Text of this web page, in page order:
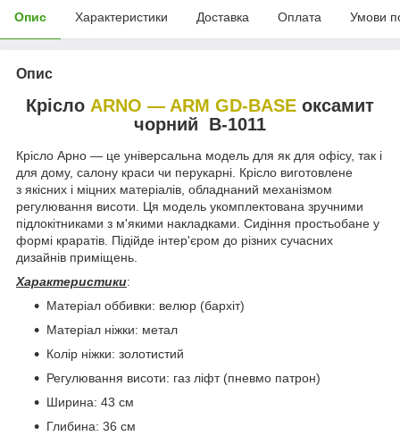
Опис Характеристики Доставка Оплата Умови
Опис
Крісло ARNO — ARM GD-BASE оксамит
чорний В-1011
Крісло Арно — це універсальна модель для як для офісу, так і
для дому, салону краси чи перукарні. Крісло виготовлене
з якісних і міцних матеріалів, обладнаний механізмом
регулювання висоти. Ця модель укомплектована зручними
підлокітниками з м'якими накладками. Сидіння простьобане у
формі краратів. Підійде інтер'єром до різних сучасних
дизайнів приміщень.
Характеристики:
Матеріал оббивки: велюр (бархіт)
Матеріал ніжки: метал
Колір ніжки: золотистий
Регулювання висоти: газ ліфт (пневмо патрон)
Ширина: 43 см
Глибина: 36 см